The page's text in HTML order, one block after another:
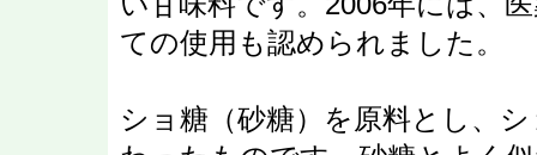
ての使用も認められました。
ショ糖（砂糖）を原料とし、